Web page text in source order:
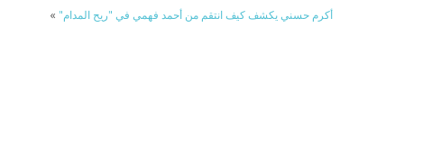
أكرم حسني يكشف كيف انتقم من أحمد فهمي في "ريح المدام" »